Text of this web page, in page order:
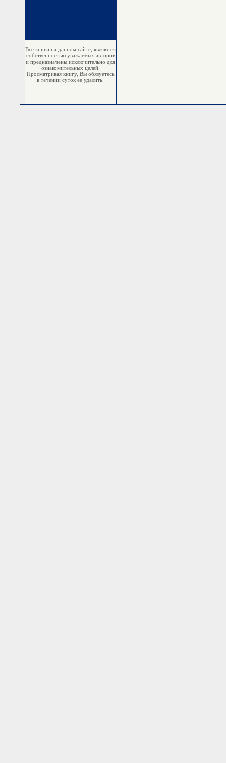
Все книги на данном сайте, являются
собственностью уважаемых авторов
и предназначены исключительно для
ознакомительных целей.
Просматривая книгу, Вы обязуетесь
в течении суток ее удалить.